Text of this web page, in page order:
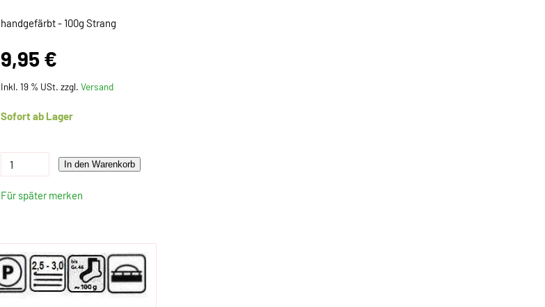
handgefärbt - 100g Strang
9,95 €
Inkl. 19 % USt. zzgl.Versand
Sofort ab Lager
In den Warenkorb
Für später merken